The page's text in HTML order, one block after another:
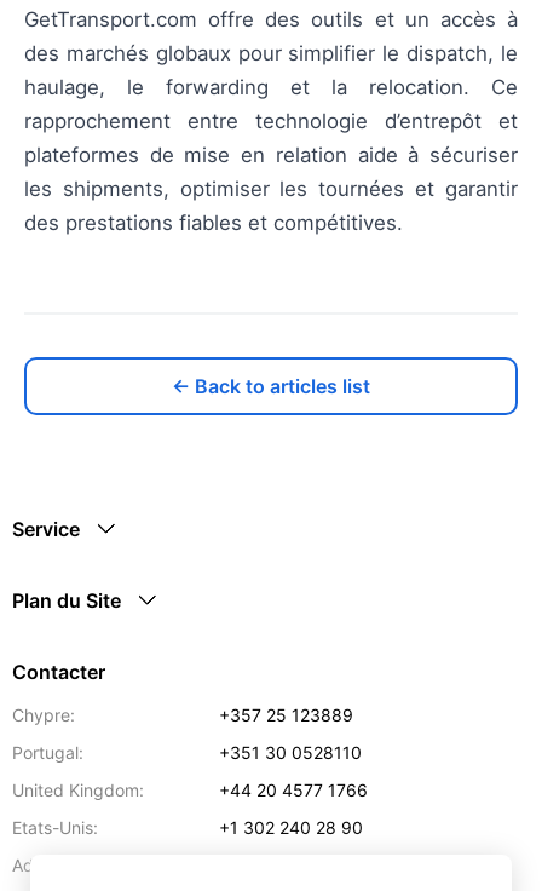
GetTransport.com offre des outils et un accès à
des marchés globaux pour simplifier le dispatch, le
haulage, le forwarding et la relocation. Ce
rapprochement entre technologie d’entrepôt et
plateformes de mise en relation aide à sécuriser
les shipments, optimiser les tournées et garantir
des prestations fiables et compétitives.
← Back to articles list
Service
Plan du Site
Contacter
Chypre:
+357 25 123889
Portugal:
+351 30 0528110
United Kingdom:
+44 20 4577 1766
Etats-Unis:
+1 302 240 28 90
Adresse: